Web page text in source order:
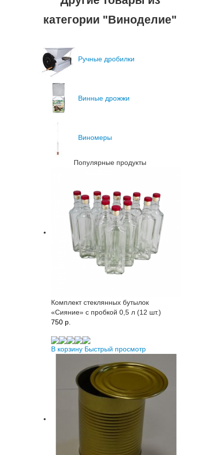
категории "Виноделие"
Ручные дробилки
Винные дрожжи
Виномеры
Популярные продукты
Комплект стеклянных бутылок
«Сияние» с пробкой 0,5 л (12 шт.)
750 p.
В корзину Быстрый просмотр